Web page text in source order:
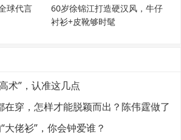
球代言
60岁徐锦江打造硬汉风，牛仔
衬衫+皮靴够时髦
术”，认准这几点
在穿，怎样才能脱颖而出？陈伟霆做了
大佬衫”，你会钟爱谁？